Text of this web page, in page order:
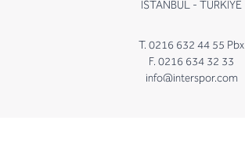
İSTANBUL - TÜRKİYE
T. 0216 632 44 55 Pbx
F. 0216 634 32 33
info@interspor.com